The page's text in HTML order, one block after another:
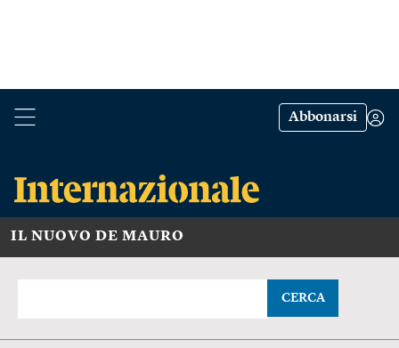
Abbonarsi
IL NUOVO DE MAURO
CERCA